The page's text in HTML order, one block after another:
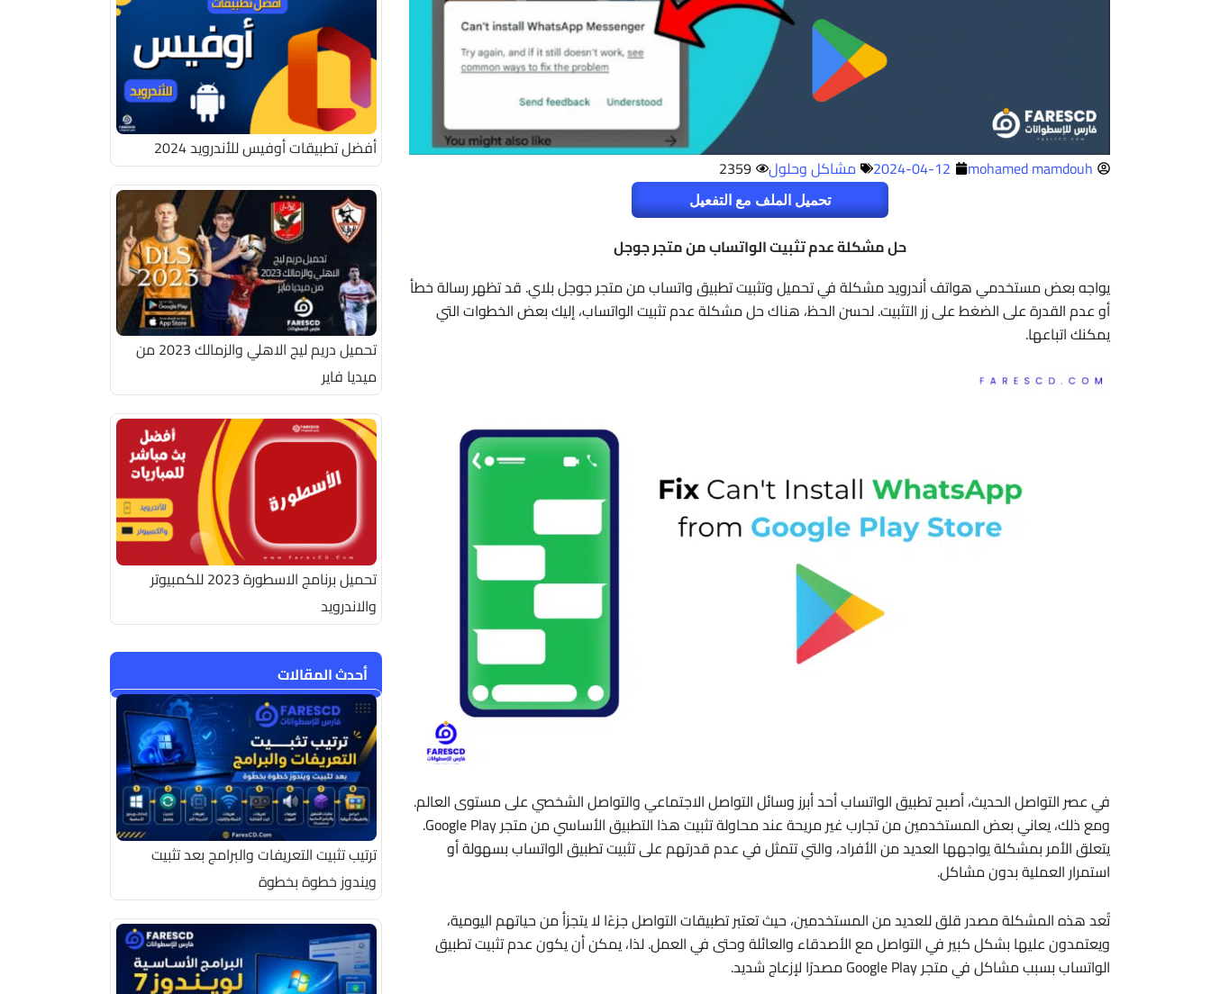
mohamed mamdouh
2024-04-12 مشاكل وحلول 2359
تحميل الملف مع التفعيل
حل مشكلة عدم تثبيت الواتساب من متجر جوجل
يواجه بعض مستخدمي هواتف أندرويد مشكلة في تحميل وتثبيت تطبيق واتساب من متجر جوجل بلاي. قد تظهر رسالة خطأ
أو عدم القدرة على الضغط على زر التثبيت. لحسن الحظ، هناك حل مشكلة عدم تثبيت الواتساب، إليك بعض الخطوات التي
يمكنك اتباعها.
في عصر التواصل الحديث، أصبح تطبيق الواتساب أحد أبرز وسائل التواصل الاجتماعي والتواصل الشخصي على مستوى العالم.
ومع ذلك، يعاني بعض المستخدمين من تجارب غير مريحة عند محاولة تثبيت هذا التطبيق الأساسي من متجر Google Play.
يتعلق الأمر بمشكلة يواجهها العديد من الأفراد، والتي تتمثل في عدم قدرتهم على تثبيت تطبيق الواتساب بسهولة أو
استمرار العملية بدون مشاكل.
تُعد هذه المشكلة مصدر قلق للعديد من المستخدمين، حيث تعتبر تطبيقات التواصل جزءًا لا يتجزأ من حياتهم اليومية،
ويعتمدون عليها بشكل كبير في التواصل مع الأصدقاء والعائلة وحتى في العمل. لذا، يمكن أن يكون عدم تثبيت تطبيق
الواتساب بسبب مشاكل في متجر Google Play مصدرًا لإزعاج شديد.
أفضل تطبيقات أوفيس للأندرويد 2024
تحميل دريم ليج الاهلي والزمالك 2023 من
ميديا فاير
تحميل برنامج الاسطورة 2023 للكمبيوتر
والاندرويد
أحدث المقالات
ترتيب تثبيت التعريفات والبرامج بعد تثبيت
ويندوز خطوة بخطوة